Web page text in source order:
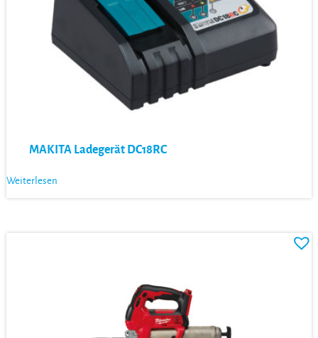
MAKITA Ladegerät DC18RC
Weiterlesen